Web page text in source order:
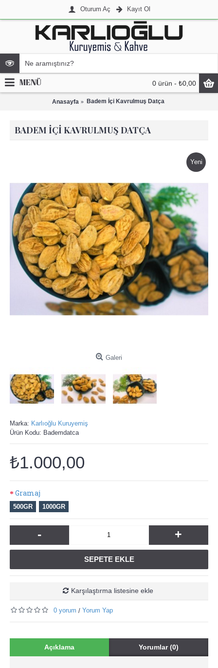
Oturum Aç Kayıt Ol
0 ürün - ₺0,00
MENÜ
Anasayfa Badem İçi Kavrulmuş Datça
BADEM İÇI KAVRULMUŞ DATÇA
Yeni
Galeri
Marka: Karlıoğlu Kuruyemiş
Ürün Kodu: Bademdatca
₺1.000,00
Gramaj
500GR 1000GR
- +
SEPETE EKLE
Karşılaştırma listesine ekle
0 yorum / Yorum Yap
Açıklama Yorumlar (0)